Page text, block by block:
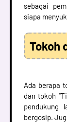
sebagai
siapa
Tokoh
Ada berapa
dan tokoh
pendukung
bergosip.